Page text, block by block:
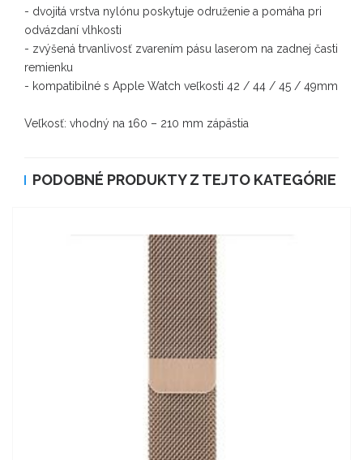
- dvojitá vrstva nylónu poskytuje odruženie a pomáha pri
odvázdaní vlhkosti
- zvýšená trvanlivosť zvarením pásu laserom na zadnej časti
remienku
- kompatibilné s Apple Watch veľkosti 42 / 44 / 45 / 49mm
Veľkosť: vhodný na 160 – 210 mm zápästia
PODOBNÉ PRODUKTY Z TEJTO KATEGÓRIE